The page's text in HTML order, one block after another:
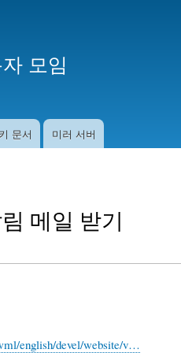
모임
문서 미러 서버
메일 받기
english/devel/website/v…